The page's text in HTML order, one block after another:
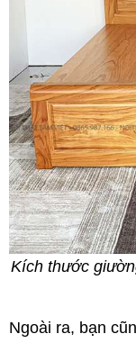
Kích thước
Ngoài ra, bạn